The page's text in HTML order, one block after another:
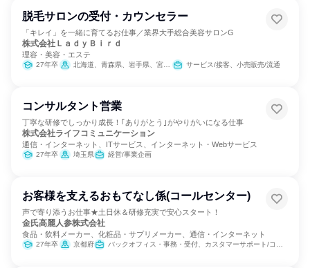
脱毛サロンの受付・カウンセラー
「キレイ」を一緒に育てるお仕事／業界大手総合美容サロンG
株式会社ＬａｄｙＢｉｒｄ
理容・美容・エステ
27年卒 北海道、青森県、岩手県、宮城県、秋田県、山形県、福島県、茨城県、栃木県、群馬県、埼玉県、千葉県、東京都、神奈川県、新潟県、富山県、石川県、福井県、山梨県、長野県、岐阜県、静岡県、愛知県、滋賀県、京都府、大阪府、兵庫県、奈良県、鳥取県、島根県、岡山県、広島県、徳島県、香川県、愛媛県、福岡県、佐賀県、長崎県、熊本県、大分県、宮崎県、鹿児島県、沖縄県 サービス/接客、小売販売/流通
コンサルタント営業
丁寧な研修でしっかり成長！｢ありがとう｣がやりがいになる仕事
株式会社ライフコミュニケーション
通信・インターネット、ITサービス、インターネット・Webサービス
27年卒 埼玉県 経営/事業企画
お客様を支えるおもてなし係(コールセンター)
声で寄り添うお仕事★土日休＆研修充実で安心スタート！
金氏高麗人参株式会社
食品・飲料メーカー、化粧品・サプリメーカー、通信・インターネット
27年卒 京都府 バックオフィス・事務・受付、カスタマーサポート/コールセンター